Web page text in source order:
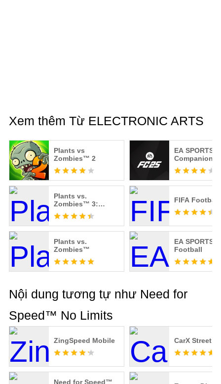
Xem thêm Từ ELECTRONIC ARTS
Plants vs
Zombies™ 2
EA
Companion
Plants vs.
Zombies™ 3:
Evolved
FIFA Football
Plants vs.
Zombies™
EA SPORTS
Football
Nội dung tương tự như Need for
Speed™ No Limits
ZingSpeed Mobile CarX Street
Need for Speed™